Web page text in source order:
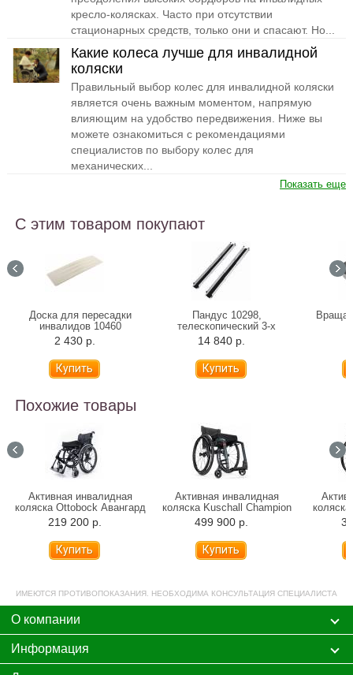
кресло-колясках. Часто при отсутствии
стационарных средств, только они и спасают. Но...
Какие колеса лучше для инвалидной
коляски
Правильный выбор колес для инвалидной коляски
является очень важным моментом, напрямую
влияющим на удобство передвижения. Ниже вы
можете ознакомиться с рекомендациями
специалистов по выбору колес для
механических...
Показать еще
С этим товаром покупают
Доска для пересадки
инвалидов 10460
2 430 р.
Пандус 10298,
телескопический 3-х
секционный, 150 см
14 840 р.
Похожие товары
Активная инвалидная
коляска Ottobock Авангард
4 (DV, DS)
219 200 р.
Активная инвалидная
коляска Kuschall Champion
499 900 р.
ИМЕЮТСЯ ПРОТИВОПОКАЗАНИЯ. НЕОБХОДИМА КОНСУЛЬТАЦИЯ СПЕЦИАЛИСТА
О компании
Информация